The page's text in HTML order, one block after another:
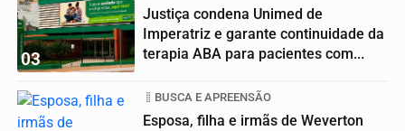
03
Justiça condena Unimed de
Imperatriz e garante continuidade da
terapia ABA para pacientes com...
BUSCA E APREENSÃO
Esposa, filha e irmãs de Weverton